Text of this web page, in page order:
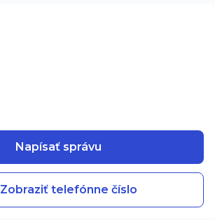
Napísať správu
Zobraziť telefónne číslo